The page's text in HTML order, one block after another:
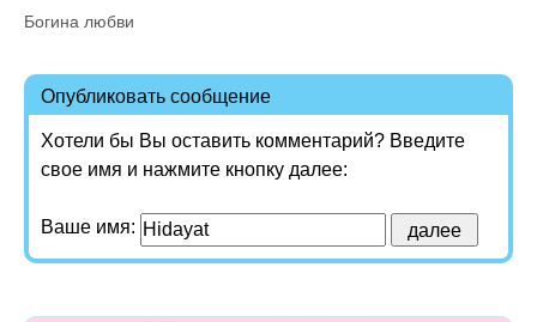
Богина любви
Опубликовать сообщение
Хотели бы Вы оставить комментарий? Введите
свое имя и нажмите кнопку далее:
Ваше имя: